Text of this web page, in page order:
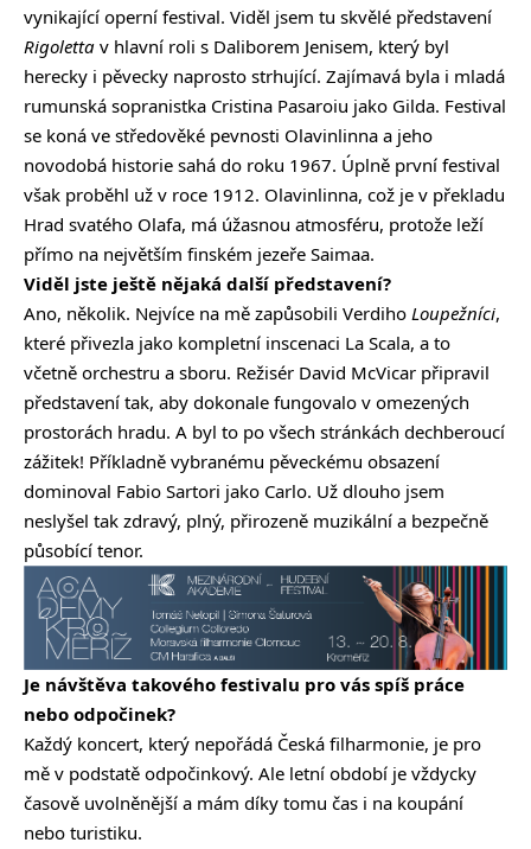
vynikající operní festival. Viděl jsem tu skvělé představení
Rigoletta v hlavní roli s Daliborem Jenisem, který byl
herecky i pěvecky naprosto strhující. Zajímavá byla i mladá
rumunská sopranistka Cristina Pasaroiu jako Gilda. Festival
se koná ve středověké pevnosti Olavinlinna a jeho
novodobá historie sahá do roku 1967. Úplně první festival
však proběhl už v roce 1912. Olavinlinna, což je v překladu
Hrad svatého Olafa, má úžasnou atmosféru, protože leží
přímo na největším finském jezeře Saimaa.
Viděl jste ještě nějaká další představení?
Ano, několik. Nejvíce na mě zapůsobili Verdiho Loupežníci,
které přivezla jako kompletní inscenaci La Scala, a to
včetně orchestru a sboru. Režisér David McVicar připravil
představení tak, aby dokonale fungovalo v omezených
prostorách hradu. A byl to po všech stránkách dechberoucí
zážitek! Příkladně vybranému pěveckému obsazení
dominoval Fabio Sartori jako Carlo. Už dlouho jsem
neslyšel tak zdravý, plný, přirozeně muzikální a bezpečně
působící tenor.
Je návštěva takového festivalu pro vás spíš práce
nebo odpočinek?
Každý koncert, který nepořádá Česká filharmonie, je pro
mě v podstatě odpočinkový. Ale letní období je vždycky
časově uvolněnější a mám díky tomu čas i na koupání
nebo turistiku.